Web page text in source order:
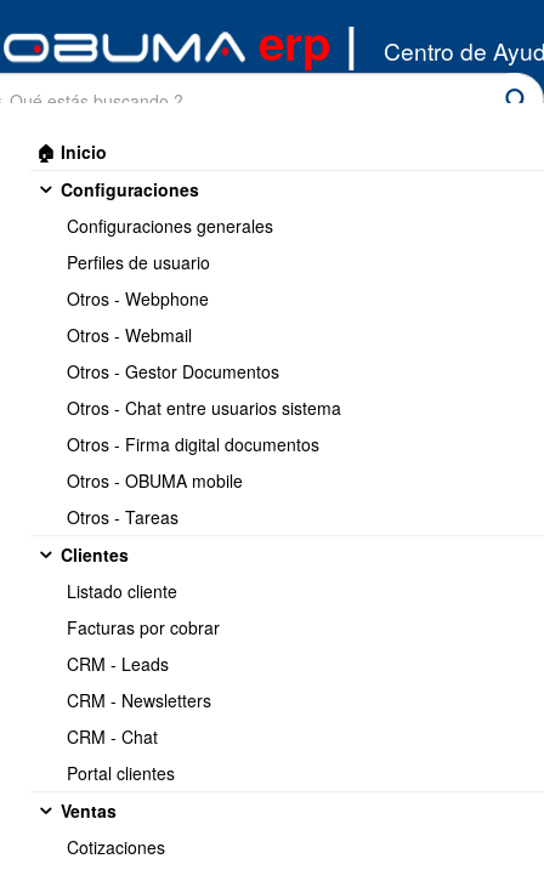
erp | Centro de
🏠 Inicio
Configuraciones
Configuraciones generales
Perfiles de usuario
Otros - Webphone
Otros - Webmail
Otros - Gestor Documentos
Otros - Chat entre usuarios sistema
Otros - Firma digital documentos
Otros - OBUMA mobile
Otros - Tareas
Clientes
Listado cliente
Facturas por cobrar
CRM - Leads
CRM - Newsletters
CRM - Chat
Portal clientes
Ventas
Cotizaciones
Compras/DTE recibidos
Imprimir << Anterior 2 / 10
Como pasar los DTE
recibidos al libro de
compras como Tipo de
Compra: GASTOS.
Copiar
https://www.obuma.cl/ayuda/articulo/74/como-pasar-
los-dte-recibidos-al-libro-de-compras-como-tipo-de-compra-gastos
Para pasar los DTE recibidos al libro de compras como Tipo
de Compra: GATOS, debe realizar los siguientes pasos:
Compras y gastos ⇒ DTE recibidos